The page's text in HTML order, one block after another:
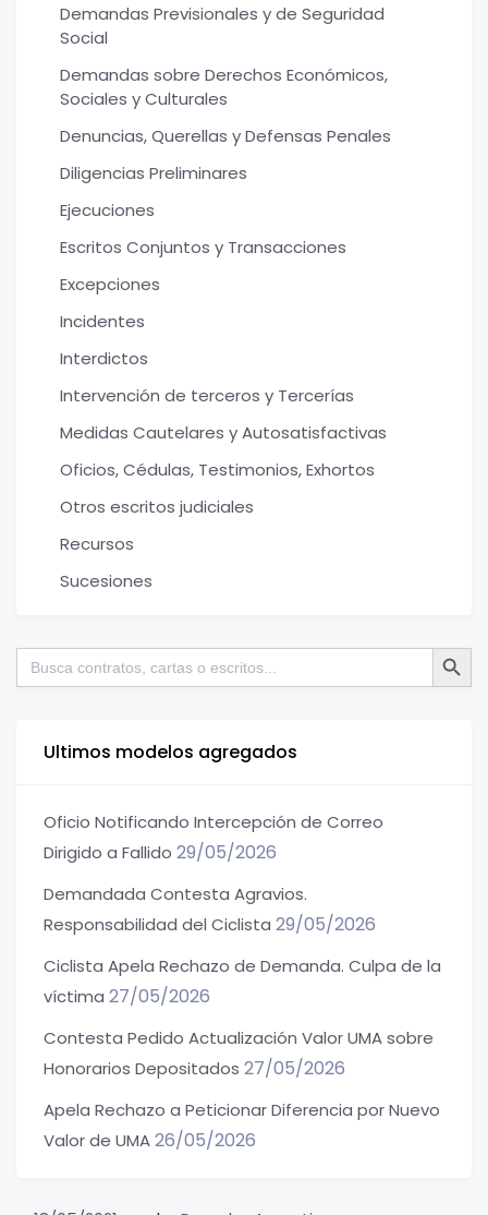
Demandas Previsionales y de Seguridad
Social
Demandas sobre Derechos Económicos,
Sociales y Culturales
Denuncias, Querellas y Defensas Penales
Diligencias Preliminares
Ejecuciones
Escritos Conjuntos y Transacciones
Excepciones
Incidentes
Interdictos
Intervención de terceros y Tercerías
Medidas Cautelares y Autosatisfactivas
Oficios, Cédulas, Testimonios, Exhortos
Otros escritos judiciales
Recursos
Sucesiones
Buscar: Botón de
Ultimos modelos agregados
Oficio Notificando Intercepción de Correo
Dirigido a Fallido 29/05/2026
Demandada Contesta Agravios.
Responsabilidad del Ciclista 29/05/2026
Ciclista Apela Rechazo de Demanda. Culpa de la
víctima 27/05/2026
Contesta Pedido Actualización Valor UMA sobre
Honorarios Depositados 27/05/2026
Apela Rechazo a Peticionar Diferencia por Nuevo
Valor de UMA26/05/2026